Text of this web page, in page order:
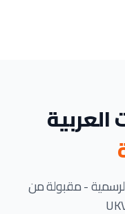
العربية
- مقبولة من